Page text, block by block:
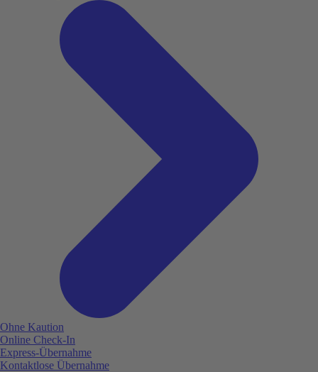
Ohne Kaution
Online Check-In
Express-Übernahme
Kontaktlose Übernahme